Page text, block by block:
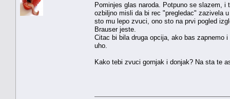
Pominjes glas naroda. Potpuno se slazem,
ozbiljno misli da bi rec "pregledac" zazivela
sto mu lepo zvuci, ono sto na prvi pogled
Brauser jeste.
Citac bi bila druga opcija, ako bas zapnemo
uho.
Kako tebi zvuci gornjak i donjak? Na sta te